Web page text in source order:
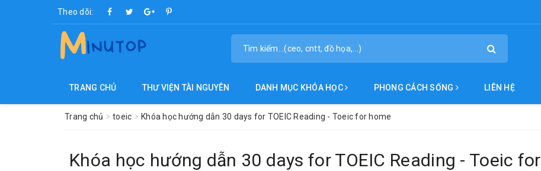
Theo dõi:
TRANG CHỦ THƯ VIỆN TÀI NGUYÊN DANH MỤC KHÓA HỌC PHONG CÁCH SỐNG LIÊN HỆ
Trang chủ toeic Khóa học hướng dẫn 30 days for TOEIC Reading - Toeic for home
Khóa học hướng dẫn 30 days for TOEIC Reading - Toeic for